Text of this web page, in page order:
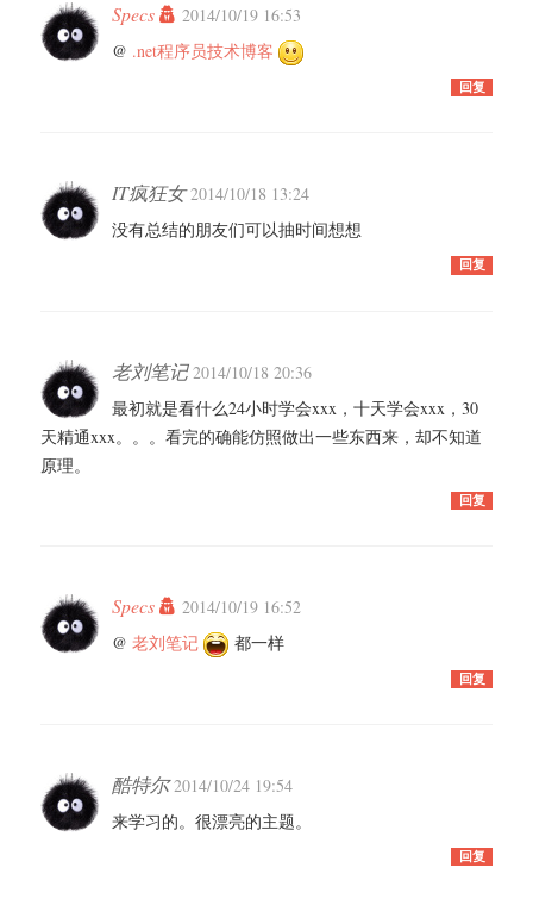
Specs
2014/10/19 16:53
@ .net程序员技术博客
回复
IT疯狂女2014/10/18 13:24
没有总结的朋友们可以抽时间想想
回复
老刘笔记2014/10/18 20:36
最初就是看什么24小时学会xxx，十天学会xxx，30
天精通xxx。。。看完的确能仿照做出一些东西来，却不知道
原理。
回复
Specs
2014/10/19 16:52
@ 老刘笔记 都一样
回复
酷特尔2014/10/24 19:54
来学习的。很漂亮的主题。
回复